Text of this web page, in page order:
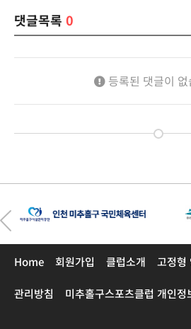
댓글목록 0
등록된 댓글이
Home 회원가입 클럽소개 고정형
관리방침 미추홀구스포츠클럽 개인정